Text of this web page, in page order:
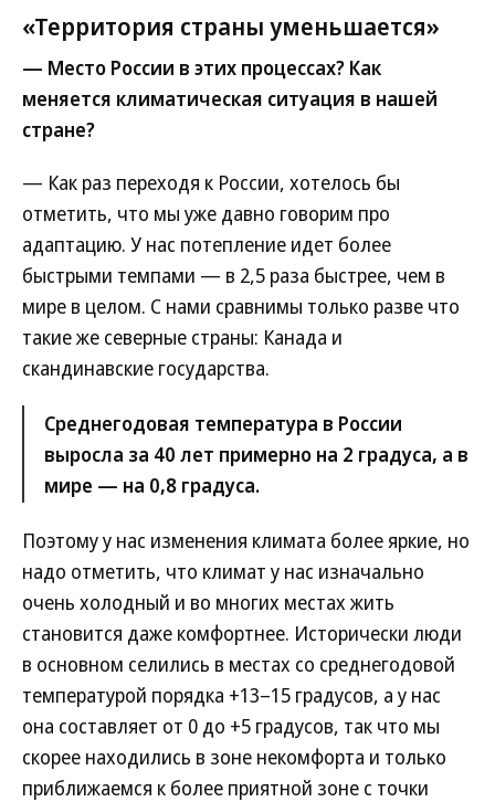
«Территория страны уменьшается»
— Место России в этих процессах? Как
меняется климатическая ситуация в нашей
стране?
— Как раз переходя к России, хотелось бы
отметить, что мы уже давно говорим про
адаптацию. У нас потепление идет более
быстрыми темпами — в 2,5 раза быстрее, чем в
мире в целом. С нами сравнимы только разве что
такие же северные страны: Канада и
скандинавские государства.
Среднегодовая температура в России
выросла за 40 лет примерно на 2 градуса, а в
мире — на 0,8 градуса.
Поэтому у нас изменения климата более яркие, но
надо отметить, что климат у нас изначально
очень холодный и во многих местах жить
становится даже комфортнее. Исторически люди
в основном селились в местах со среднегодовой
температурой порядка +13–15 градусов, а у нас
она составляет от 0 до +5 градусов, так что мы
скорее находились в зоне некомфорта и только
приближаемся к более приятной зоне с точки